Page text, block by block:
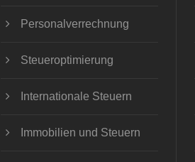
Personalverrechnung
Steueroptimierung
Internationale Steuern
Immobilien und Steuern